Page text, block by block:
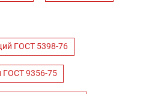
ГОСТ 5398-76
ГОСТ 9356-75